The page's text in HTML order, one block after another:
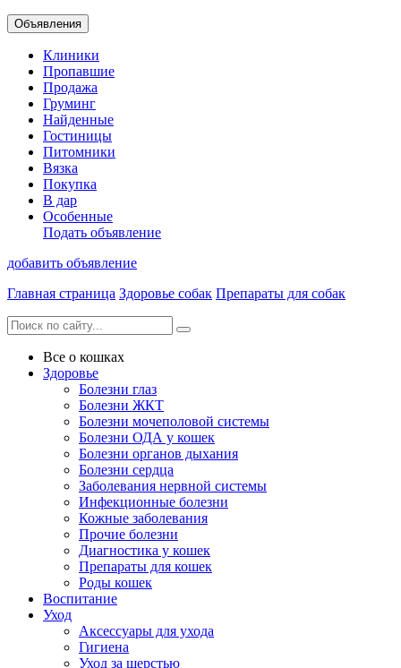
Объявления
Клиники
Пропавшие
Продажа
Груминг
Найденные
Гостиницы
Питомники
Вязка
Покупка
В дар
Особенные
Подать объявление
добавить объявление
Главная страница Здоровье собак Препараты для собак
Все о кошках
Здоровье
Болезни глаз
Болезни ЖКТ
Болезни мочеполовой системы
Болезни ОДА у кошек
Болезни органов дыхания
Болезни сердца
Заболевания нервной системы
Инфекционные болезни
Кожные заболевания
Прочие болезни
Диагностика у кошек
Препараты для кошек
Роды кошек
Воспитание
Уход
Аксессуары для ухода
Гигиена
Уход за шерстью